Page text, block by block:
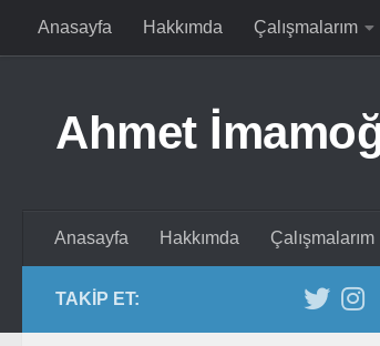
Skip to content
Anasayfa Hakkımda Çalışmalarım
Ahmet
Anasayfa Hakkımda Çalışmalarım
TAKIP ET: